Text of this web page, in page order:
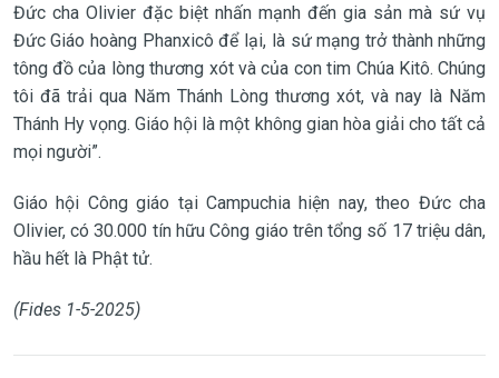
Đức cha Olivier đặc biệt nhấn mạnh đến gia sản mà sứ vụ
Đức Giáo hoàng Phanxicô để lại, là sứ mạng trở thành những
tông đồ của lòng thương xót và của con tim Chúa Kitô. Chúng
tôi đã trải qua Năm Thánh Lòng thương xót, và nay là Năm
Thánh Hy vọng. Giáo hội là một không gian hòa giải cho tất cả
mọi người”.
Giáo hội Công giáo tại Campuchia hiện nay, theo Đức cha
Olivier, có 30.000 tín hữu Công giáo trên tổng số 17 triệu dân,
hầu hết là Phật tử.
(Fides 1-5-2025)